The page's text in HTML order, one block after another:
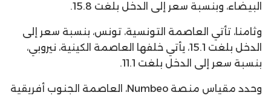
البيضاء، وبنسبة سعر إلى الدخل بلغت 15.8.
وثامنا، تأتي العاصمة التونسية، تونس، بنسبة سعر إلى
الدخل بلغت 15.1، يأتي خلفها العاصمة الكينية، نيروبي،
بنسبة سعر إلى الدخل بلغت 11.1.
وحدد مقياس منصة Numbeo، العاصمة الجنوب أفريقية